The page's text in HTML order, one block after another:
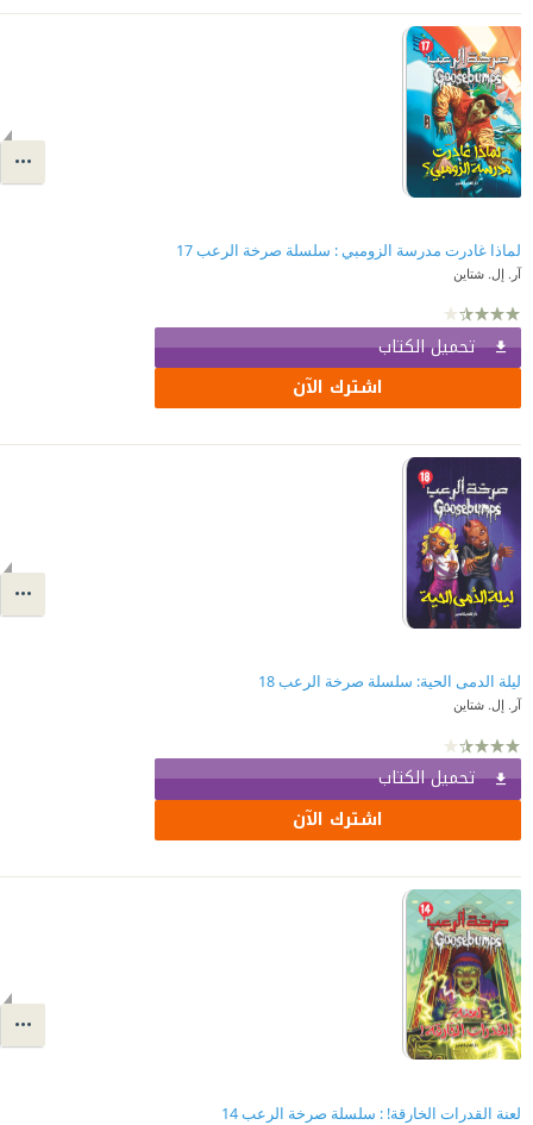
لماذا غادرت مدرسة الزومبي : سلسلة صرخة الرعب 17
آر. إل. شتاين
تحميل الكتاب
اشترك الآن
ليلة الدمى الحية: سلسلة صرخة الرعب 18
آر. إل. شتاين
تحميل الكتاب
اشترك الآن
لعنة القدرات الخارقة! : سلسلة صرخة الرعب 14